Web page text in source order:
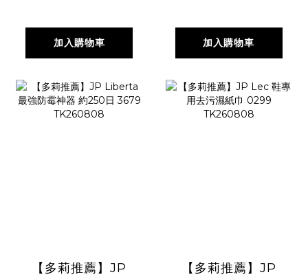
加入購物車 加入購物車
【多莉推薦】JP
【多莉推薦】JP